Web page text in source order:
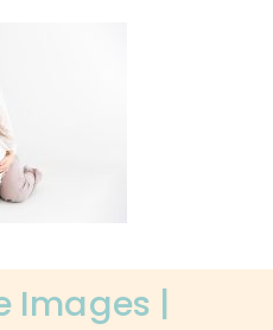
Images |